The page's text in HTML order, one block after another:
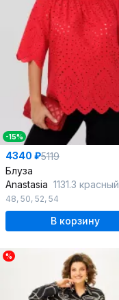
-15%
4340 ₽5119
Блуза
Anastasia 1131.3 красный
48, 50, 52, 54
В корзину
%